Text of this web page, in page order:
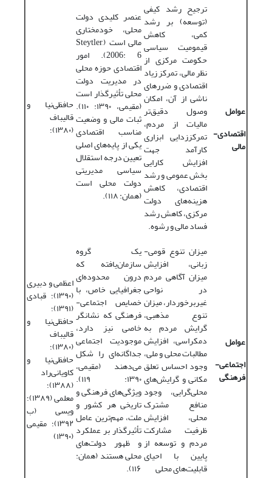
عوامل
اقتصادی-‌
مالی
ترجیح رشد کیفی
(توسعه) بر رشد
کمی، کاهش
قیمومیت سیاسی
حکومت مرکزی از
نظر مالی، تمرکز زیاد
اقتصادی و ضررهای
ناشی از آن، امکان
وصول دقیق‌تر
مالیات از مردم،
تمرکززدایی ابزاری
کارآمد جهت
افزایش کارایی
بخش عمومی و رشد
اقتصادی، کاهش
هزینه‌های دولت
مرکزی، کاهش رشد
فساد مالی و رشوه.
عنصر کلیدی دولت
محلی، خودمختاری
مالی است (Steytler,
2006: 6). امور
اقتصادی حوزه محلی
در مدیریت دولت
محلی تأثیرگذار است
(مقیمی، ۱۳۹۰: ۱۱۰).
ثبات مالی و وضعیت
مناسب اقتصادی
یکی از پایه‌های اصلی
تعیین درجه استقلال
سیاسی مدیریتی
دولت محلی است
(همان: ۱۱۸).
حافظی‌نیا و
قالیباف
(۱۳۸۰)؛
عوامل
اجتماعی-‌
فرهنگی
میزان تنوع قومی-‌
زبانی، افزایش
میزان آگاهی مردم
در نواحی
غیربرخوردار، میزان
تنوع مذهبی،
گرایش مردم به
دمکراسی، افزایش
مطالبات محلی و ملی،
وجود احساس تعلق
مکانی و گرایش‌های
محلی‌گرایی، وجود
منافع مشترک
محلی، افزایش
ظرفیت مشارکت
مردم و توسعه از
پایین با احیای
قابلیت‌های محلی
یک گروه
سازمان‌یافته که
درون محدوده‌ای
جغرافیایی خاص، با
خصایص اجتماعی-‌
فرهنگی که نشانگر
خاصی نیز دارد،
موجودیت اجتماعی
جداگانه‌ای را شکل
می‌دهند (مقیمی،
۱۳۹۰: ۱۱۹).
ویژگی‌های فرهنگی و
تاریخی هر کشور و
ملت، مهم‌ترین عامل
تأثیرگذار بر عملکرد
و ظهور دولت‌های
محلی هستند (همان:
۱۱۶).
اعظمی و دبیری
(۱۳۹۰)؛ قبادی
(۱۳۹۱)؛
حافظی‌نیا و
قالیباف
(۱۳۸۰)؛
حافظی‌نیا و
کاویانی‌راد
(۱۳۸۸)؛
معلمی (۱۳۸۹)؛
ویسی (ب
۱۳۹۲)؛ مقیمی
(۱۳۹۰)